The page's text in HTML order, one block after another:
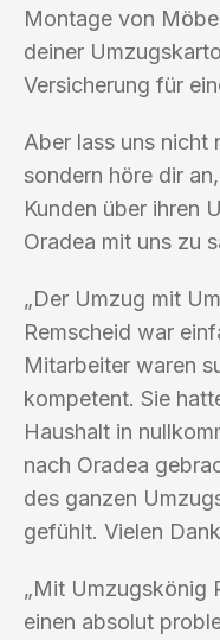
Montage von
deiner
Versicherung für
Aber lass uns nicht
sondern höre dir
Kunden über ihren
Oradea mit uns zu
„Der Umzug mit
Remscheid war
Mitarbeiter waren
kompetent. Sie
Haushalt in
nach Oradea
des ganzen
gefühlt. Vielen
„Mit Umzugskönig
einen absolut